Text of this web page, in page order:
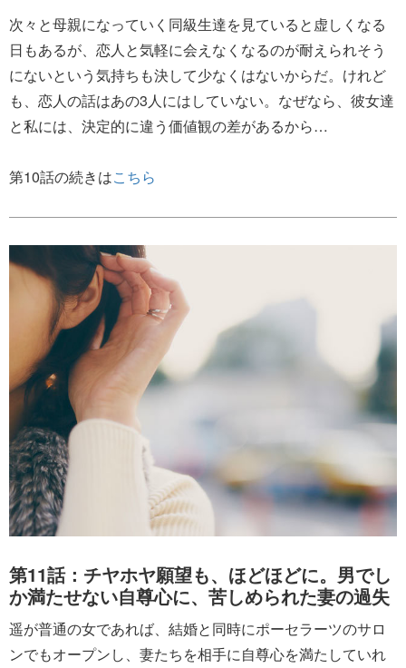
次々と母親になっていく同級生達を見ていると虚しくなる
日もあるが、恋人と気軽に会えなくなるのが耐えられそう
にないという気持ちも決して少なくはないからだ。けれど
も、恋人の話はあの3人にはしていない。なぜなら、彼女達
と私には、決定的に違う価値観の差があるから…
第10話の続きはこちら
第11話：チヤホヤ願望も、ほどほどに。男でし
か満たせない自尊心に、苦しめられた妻の過失
遥が普通の女であれば、結婚と同時にポーセラーツのサロ
ンでもオープンし、妻たちを相手に自尊心を満たしていれ